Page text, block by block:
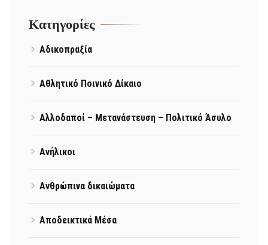
Kατηγορίες
Αδικοπραξία
Αθλητικό Ποινικό Δίκαιο
Αλλοδαποί – Μετανάστευση – Πολιτικό Άσυλο
Ανήλικοι
Ανθρώπινα δικαιώματα
Αποδεικτικά Μέσα